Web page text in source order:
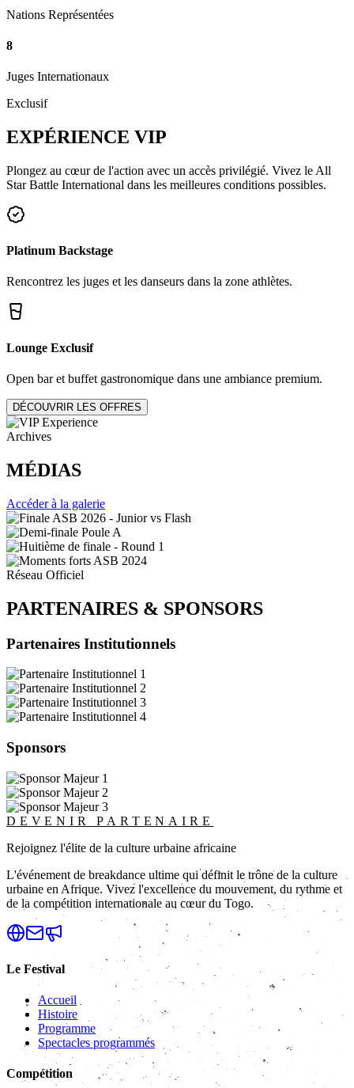
Nations Représentées
8
Juges Internationaux
Exclusif
EXPÉRIENCE VIP
Plongez au cœur de l'action avec un accès privilégié. Vivez le All
Star Battle International dans les meilleures conditions possibles.
Platinum Backstage
Rencontrez les juges et les danseurs dans la zone athlètes.
Lounge Exclusif
Open bar et buffet gastronomique dans une ambiance premium.
DÉCOUVRIR LES OFFRES
Archives
MÉDIAS
Accéder à la galerie
Réseau Officiel
PARTENAIRES & SPONSORS
Partenaires Institutionnels
Sponsors
DEVENIR PARTENAIRE
Rejoignez l'élite de la culture urbaine africaine
L'événement de breakdance ultime qui définit le trône de la culture
urbaine en Afrique. Vivez l'excellence du mouvement, du rythme et
de la compétition internationale au cœur du Togo.
Le Festival
Accueil
Histoire
Programme
Spectacles programmés
Compétition